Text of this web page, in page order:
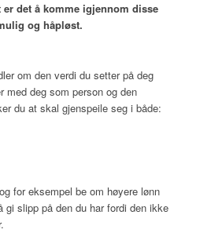
det å komme igjennom disse
og håpløst.
om den verdi du setter på deg
deg som person og den
du at skal gjenspeile seg i både:
for eksempel be om høyere lønn
slipp på den du har fordi den ikke